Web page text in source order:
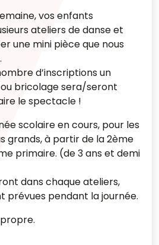
vos enfants
ateliers de danse et
une mini pièce que nous
d’inscriptions un
bricolage sera/seront
le spectacle !
scolaire en cours, pour les
grands, à partir de la 2ème
primaire. (de 3 ans et demi
dans chaque ateliers,
prévues pendant la journée.